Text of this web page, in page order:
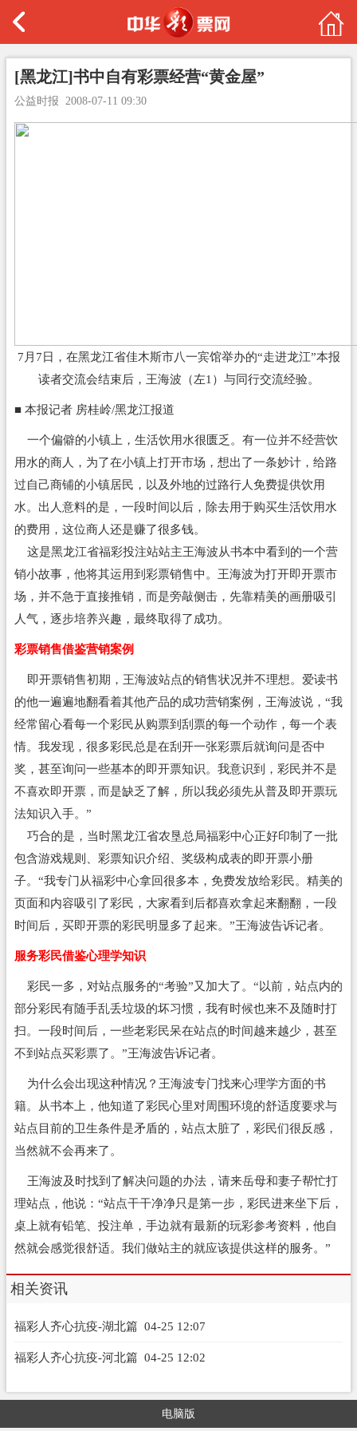
[黑龙江]书中自有彩票经营“黄金屋”
公益时报 2008-07-11 09:30
7月7日，在黑龙江省佳木斯市八一宾馆举办的“走进龙江”本报
读者交流会结束后，王海波（左1）与同行交流经验。
■ 本报记者 房桂岭/黑龙江报道
一个偏僻的小镇上，生活饮用水很匮乏。有一位并不经营饮
用水的商人，为了在小镇上打开市场，想出了一条妙计，给路
过自己商铺的小镇居民，以及外地的过路行人免费提供饮用
水。出人意料的是，一段时间以后，除去用于购买生活饮用水
的费用，这位商人还是赚了很多钱。
这是黑龙江省福彩投注站站主王海波从书本中看到的一个营
销小故事，他将其运用到彩票销售中。王海波为打开即开票市
场，并不急于直接推销，而是旁敲侧击，先靠精美的画册吸引
人气，逐步培养兴趣，最终取得了成功。
彩票销售借鉴营销案例
即开票销售初期，王海波站点的销售状况并不理想。爱读书
的他一遍遍地翻看着其他产品的成功营销案例，王海波说，“我
经常留心看每一个彩民从购票到刮票的每一个动作，每一个表
情。我发现，很多彩民总是在刮开一张彩票后就询问是否中
奖，甚至询问一些基本的即开票知识。我意识到，彩民并不是
不喜欢即开票，而是缺乏了解，所以我必须先从普及即开票玩
法知识入手。”
巧合的是，当时黑龙江省农垦总局福彩中心正好印制了一批
包含游戏规则、彩票知识介绍、奖级构成表的即开票小册
子。“我专门从福彩中心拿回很多本，免费发放给彩民。精美的
页面和内容吸引了彩民，大家看到后都喜欢拿起来翻翻，一段
时间后，买即开票的彩民明显多了起来。”王海波告诉记者。
服务彩民借鉴心理学知识
彩民一多，对站点服务的“考验”又加大了。“以前，站点内的
部分彩民有随手乱丢垃圾的坏习惯，我有时候也来不及随时打
扫。一段时间后，一些老彩民呆在站点的时间越来越少，甚至
不到站点买彩票了。”王海波告诉记者。
为什么会出现这种情况？王海波专门找来心理学方面的书
籍。从书本上，他知道了彩民心里对周围环境的舒适度要求与
站点目前的卫生条件是矛盾的，站点太脏了，彩民们很反感，
当然就不会再来了。
王海波及时找到了解决问题的办法，请来岳母和妻子帮忙打
理站点，他说：“站点干干净净只是第一步，彩民进来坐下后，
桌上就有铅笔、投注单，手边就有最新的玩彩参考资料，他自
然就会感觉很舒适。我们做站主的就应该提供这样的服务。”
相关资讯
福彩人齐心抗疫-湖北篇 04-25 12:07
福彩人齐心抗疫-河北篇 04-25 12:02
电脑版